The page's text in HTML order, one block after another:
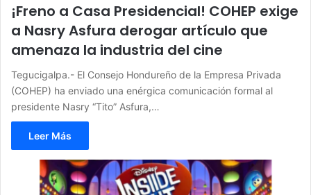
¡Freno a Casa Presidencial! COHEP exige
a Nasry Asfura derogar artículo que
amenaza la industria del cine
Tegucigalpa.- El Consejo Hondureño de la Empresa Privada
(COHEP) ha enviado una enérgica comunicación formal al
presidente Nasry “Tito” Asfura,…
Leer Más